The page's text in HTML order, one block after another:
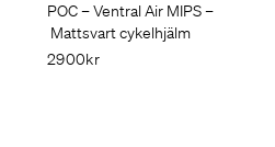
POC – Ventral Air MIPS –
Mattsvart cykelhjälm
2900kr